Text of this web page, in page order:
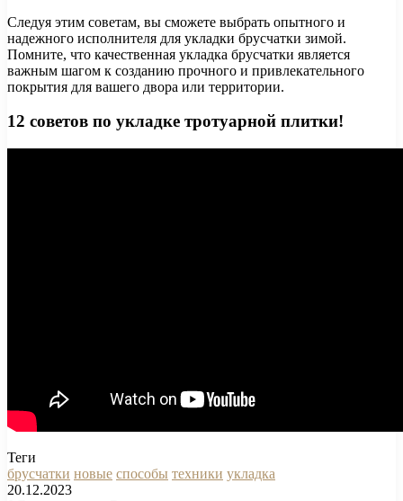
Следуя этим советам, вы сможете выбрать опытного и
надежного исполнителя для укладки брусчатки зимой.
Помните, что качественная укладка брусчатки является
важным шагом к созданию прочного и привлекательного
покрытия для вашего двора или территории.
12 советов по укладке тротуарной плитки!
Теги
брусчатки новые способы техники укладка
20.12.2023